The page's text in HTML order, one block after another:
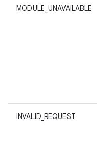
MODULE_UNAVAILABLE
INVALID_REQUEST